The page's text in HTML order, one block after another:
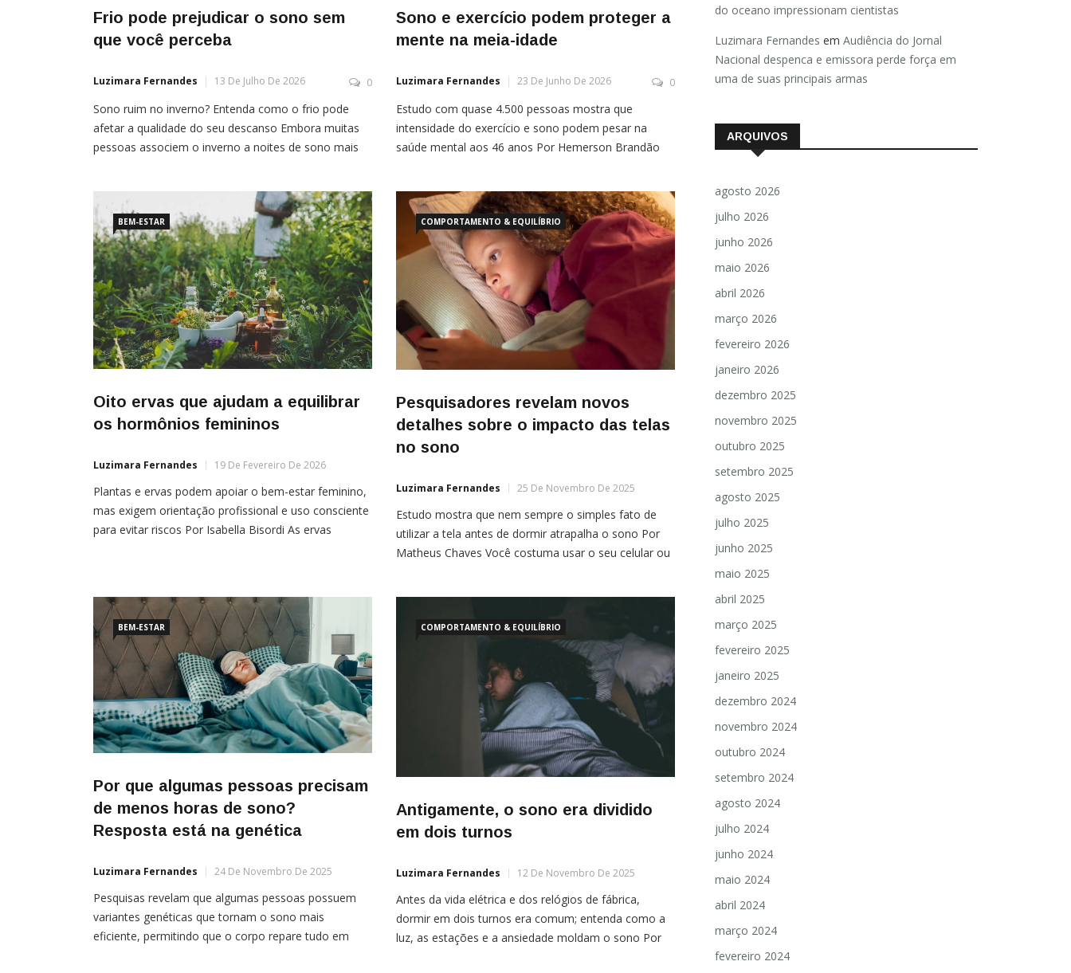
Frio pode prejudicar o sono sem
que você perceba
Luzimara Fernandes 13 De Julho De 2026 0
Sono ruim no inverno? Entenda como o frio pode
afetar a qualidade do seu descanso Embora muitas
pessoas associem o inverno a noites de sono mais
temperaturas mais baixas, os dias mais curtos e
mudanças na rotina influenciam mecanismos
importantes do organismo, afetando […]
Sono e exercício podem proteger a
mente na meia-idade
Luzimara Fernandes 23 De Junho De 2026 0
Estudo com quase 4.500 pessoas mostra que
intensidade do exercício e sono podem pesar na
saúde mental aos 46 anos Por Hemerson Brandão
menos sintomas de depressão e ansiedade na meia-
idade. O estudo, publicado no Depression and
Anxiety, acompanhou quase 4.500 pessoas […]
BEM-ESTAR
Oito ervas que ajudam a equilibrar
os hormônios femininos
Luzimara Fernandes 19 De Fevereiro De 2026
Plantas e ervas podem apoiar o bem-estar feminino,
mas exigem orientação profissional e uso consciente
para evitar riscos Por Isabella Bisordi As ervas
interesse de quem busca estratégias mais naturais
para lidar com oscilações hormonais.
COMPORTAMENTO & EQUILÍBRIO
Pesquisadores revelam novos
detalhes sobre o impacto das telas
no sono
Luzimara Fernandes 25 De Novembro De 2025
Estudo mostra que nem sempre o simples fato de
utilizar a tela antes de dormir atrapalha o sono Por
Matheus Chaves Você costuma usar o seu celular ou
a afirmação de que essa […]
BEM-ESTAR
Por que algumas pessoas precisam
de menos horas de sono?
Resposta está na genética
Luzimara Fernandes 24 De Novembro De 2025
Pesquisas revelam que algumas pessoas possuem
variantes genéticas que tornam o sono mais
eficiente, permitindo que o corpo repare tudo em
COMPORTAMENTO & EQUILÍBRIO
Antigamente, o sono era dividido
em dois turnos
Luzimara Fernandes 12 De Novembro De 2025
Antes da vida elétrica e dos relógios de fábrica,
dormir em dois turnos era comum; entenda como a
luz, as estações e a ansiedade moldam o sono Por
do oceano impressionam cientistas
Luzimara Fernandes em Audiência do Jornal
Nacional despenca e emissora perde força em
uma de suas principais armas
ARQUIVOS
agosto 2026
julho 2026
junho 2026
maio 2026
abril 2026
março 2026
fevereiro 2026
janeiro 2026
dezembro 2025
novembro 2025
outubro 2025
setembro 2025
agosto 2025
julho 2025
junho 2025
maio 2025
abril 2025
março 2025
fevereiro 2025
janeiro 2025
dezembro 2024
novembro 2024
outubro 2024
setembro 2024
agosto 2024
julho 2024
junho 2024
maio 2024
abril 2024
março 2024
fevereiro 2024